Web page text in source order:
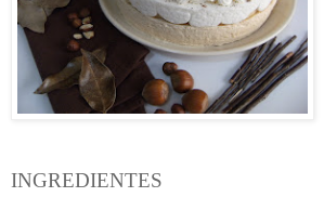
INGREDIENTES